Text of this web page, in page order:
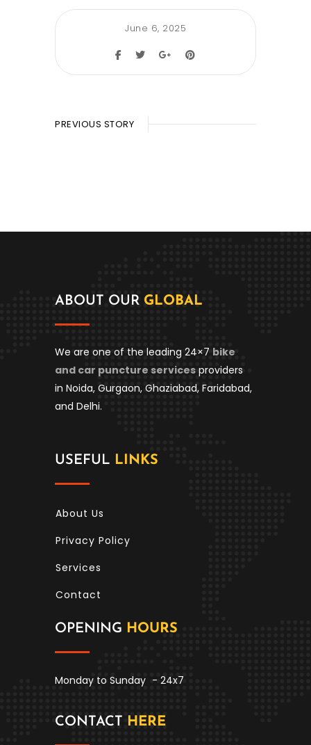
June 6, 2025
PREVIOUS STORY
ABOUT OUR GLOBAL
We are one of the leading 24×7 bike
and car puncture services providers
in Noida, Gurgaon, Ghaziabad, Faridabad,
and Delhi.
USEFUL LINKS
About Us
Privacy Policy
Services
Contact
OPENING HOURS
Monday to Sunday - 24x7
CONTACT HERE